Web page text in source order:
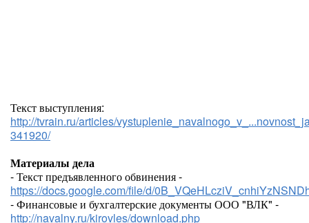
Текст выступления:
http://tvrain.ru/articles/
341920/
Материалы дела
- Текст предъявленного обвинения -
https://docs.google.com/file/d/
- Финансовые и бухгалтерские документы ООО "ВЛК" -
http://navalny.ru/kirovles/download.php